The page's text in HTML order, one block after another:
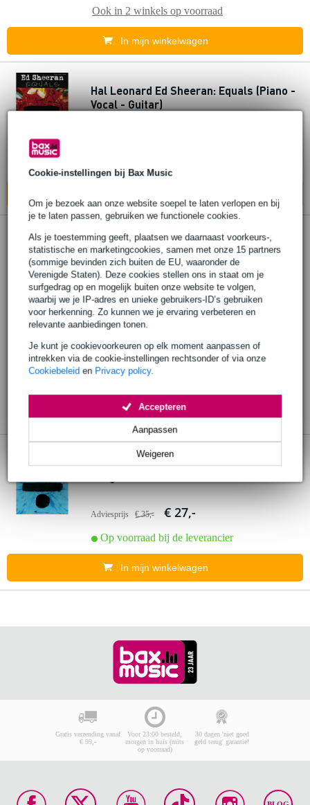
Cookie-instellingen bij Bax Music
Om je bezoek aan onze website soepel te laten verlopen en bij
je te laten passen, gebruiken we functionele cookies.
Als je toestemming geeft, plaatsen we daarnaast voorkeurs-,
statistische en marketingcookies, samen met onze 15 partners
(sommige bevinden zich buiten de EU, waaronder de
Verenigde Staten). Deze cookies stellen ons in staat om je
surfgedrag op en mogelijk buiten onze website te volgen,
waarbij we je IP-adres en unieke gebruikers-ID’s gebruiken
voor herkenning. Zo kunnen we je ervaring verbeteren en
relevante aanbiedingen tonen.
Je kunt je cookievoorkeuren op elk moment aanpassen of
intrekken via de cookie-instellingen rechtsonder of via onze
Cookiebeleid en Privacy policy.
Weigeren
Aanpassen
Accepteren
Ook in 2 winkels op voorraad
In mijn winkelwagen
Hal Leonard Ed Sheeran: Equals (Piano -
Vocal - Guitar)
Hal Leonard - Ed Sheeran ÷ (Divide) PVG
Adviesprijs € 35,- € 27,-
Op voorraad bij de leverancier
In mijn winkelwagen
Gratis verzending vanaf
€ 99,-
Voor 23:00 besteld,
morgen in huis (mits
op voorraad)
30 dagen 'niet goed
geld terug' garantie!